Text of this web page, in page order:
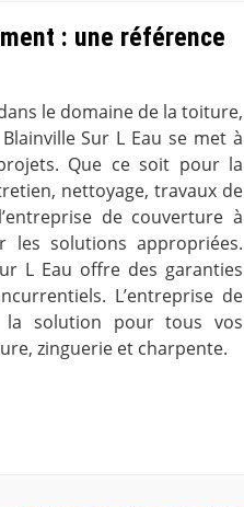
: une référence
le domaine de la toiture,
Sur L Eau se met à
Que ce soit pour la
nettoyage, travaux de
de couverture à
les solutions appropriées.
L Eau offre des garanties
L’entreprise de
la solution pour tous vos
zinguerie et charpente.